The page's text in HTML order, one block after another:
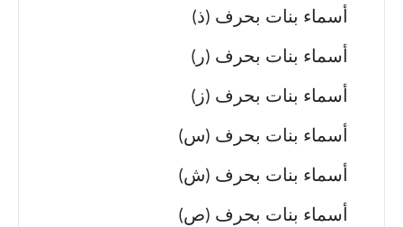
أسماء بنات بحرف (ذ)
أسماء بنات بحرف (ر)
أسماء بنات بحرف (ز)
أسماء بنات بحرف (س)
أسماء بنات بحرف (ش)
أسماء بنات بحرف (ص)